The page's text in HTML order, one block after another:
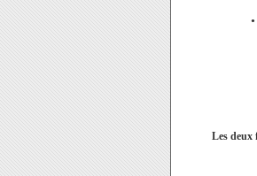
•
Les deux